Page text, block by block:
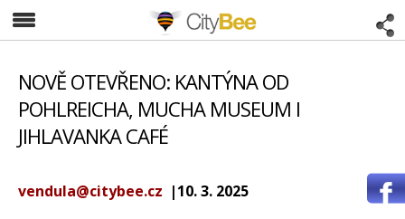
CityBee
NOVĚ OTEVŘENO: KANTÝNA OD
POHLREICHA, MUCHA MUSEUM I
JIHLAVANKA CAFÉ
vendula@citybee.cz |10. 3. 2025